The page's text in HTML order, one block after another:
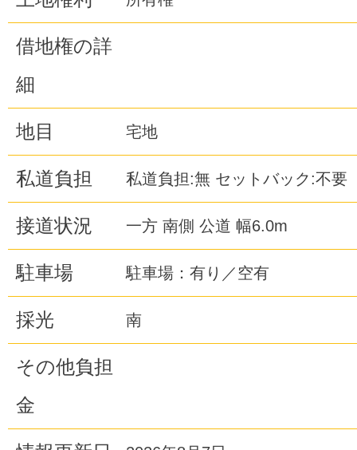
借地権の詳
細
地目 宅地
私道負担 私道負担:無 セットバック:不要
接道状況 一方 南側 公道 幅6.0m
駐車場 駐車場：有り／空有
採光 南
その他負担
金